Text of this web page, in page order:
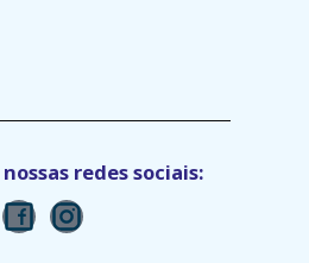
redes sociais: